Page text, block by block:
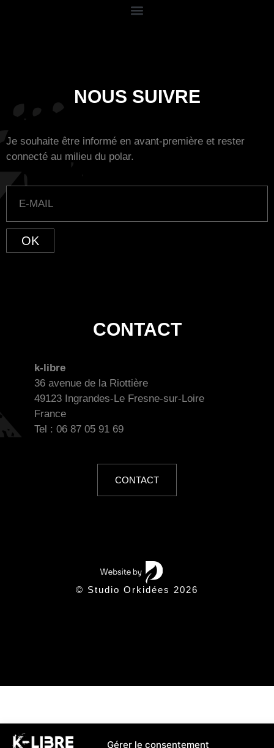
Gérer le consentement
NOUS SUIVRE
Je souhaite être informé en avant-première et rester
connecté au milieu du polar.
OK
CONTACT
k-libre
36 avenue de la Riottière
49123 Ingrandes-Le Fresne-sur-Loire
France
Tel : 06 87 05 91 69
CONTACT
© Studio Orkidées 2026